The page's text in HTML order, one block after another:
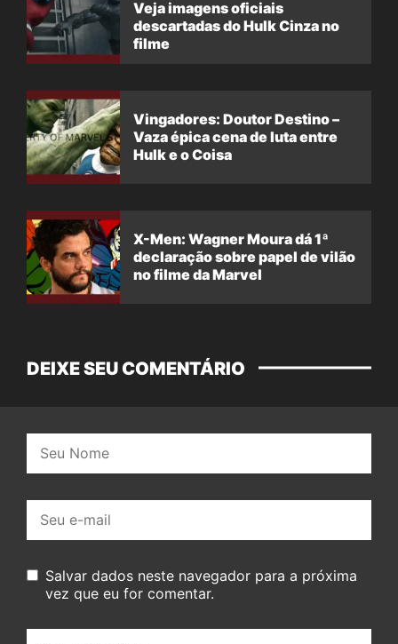
Veja imagens oficiais
descartadas do Hulk Cinza no
filme
Vingadores: Doutor Destino –
Vaza épica cena de luta entre
Hulk e o Coisa
X-Men: Wagner Moura dá 1ª
declaração sobre papel de vilão
no filme da Marvel
DEIXE SEU COMENTÁRIO
mail:
Salvar dados neste navegador para a próxima
vez que eu for comentar.